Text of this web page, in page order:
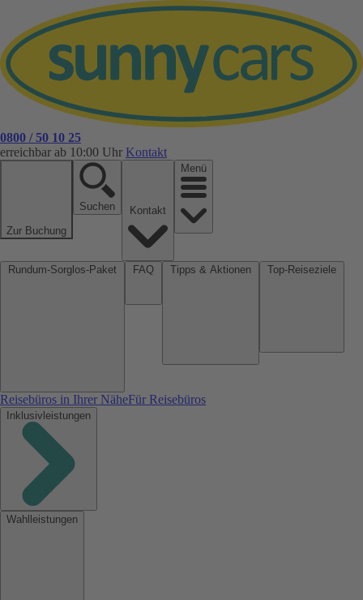
0800 / 50 10 25
erreichbar ab 10:00 Uhr Kontakt
Zur Buchung
Suchen
Menü
Reisebüros in Ihrer NäheFür Reisebüros
Inklusivleistungen
Wahlleistungen